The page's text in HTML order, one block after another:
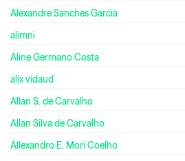
Alexandre Sanches Garcia
alimni
Aline Germano Costa
alix vidaud
Allan S. de Carvalho
Allan Silva de Carvalho
Allexandro E. Mori Coelho